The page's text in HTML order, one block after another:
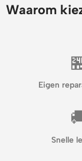
Waarom
Eigen
Snelle